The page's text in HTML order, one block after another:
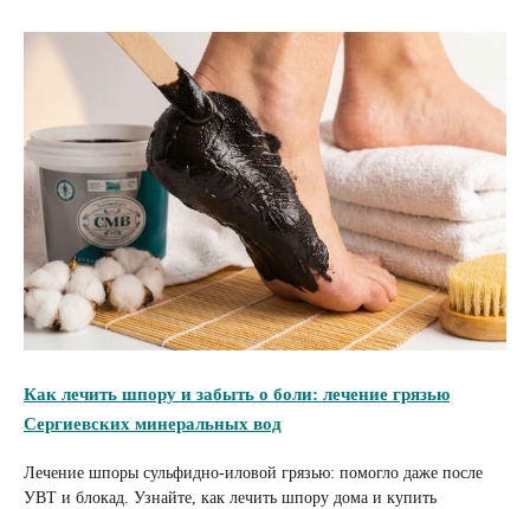
Как лечить шпору и забыть о боли: лечение грязью
Сергиевских минеральных вод
Лечение шпоры сульфидно-иловой грязью: помогло даже после
УВТ и блокад. Узнайте, как лечить шпору дома и купить